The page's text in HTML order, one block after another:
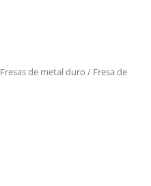
Fresas de metal duro / Fresa de